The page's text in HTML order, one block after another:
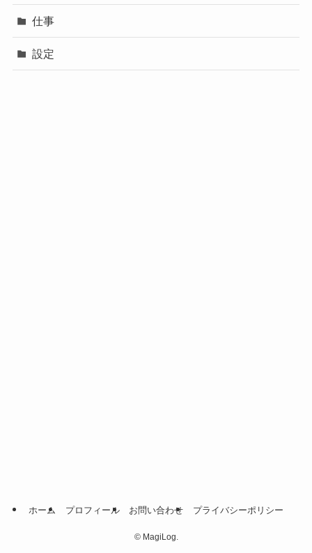
仕事
設定
ホーム プロフィール お問い合わせ プライバシーポリシー
©MagiLog.